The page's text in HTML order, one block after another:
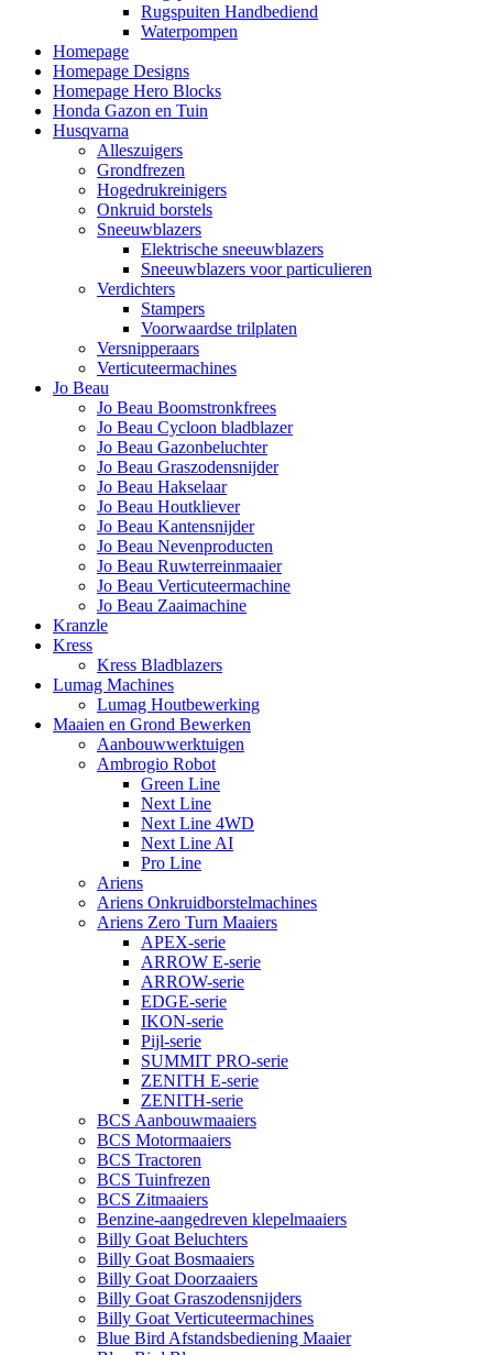
Rugspuiten Handbediend
Waterpompen
Homepage
Homepage Designs
Homepage Hero Blocks
Honda Gazon en Tuin
Husqvarna
Alleszuigers
Grondfrezen
Hogedrukreinigers
Onkruid borstels
Sneeuwblazers
Elektrische sneeuwblazers
Sneeuwblazers voor particulieren
Verdichters
Stampers
Voorwaardse trilplaten
Versnipperaars
Verticuteermachines
Jo Beau
Jo Beau Boomstronkfrees
Jo Beau Cycloon bladblazer
Jo Beau Gazonbeluchter
Jo Beau Graszodensnijder
Jo Beau Hakselaar
Jo Beau Houtkliever
Jo Beau Kantensnijder
Jo Beau Nevenproducten
Jo Beau Ruwterreinmaaier
Jo Beau Verticuteermachine
Jo Beau Zaaimachine
Kranzle
Kress
Kress Bladblazers
Lumag Machines
Lumag Houtbewerking
Maaien en Grond Bewerken
Aanbouwwerktuigen
Ambrogio Robot
Green Line
Next Line
Next Line 4WD
Next Line AI
Pro Line
Ariens
Ariens Onkruidborstelmachines
Ariens Zero Turn Maaiers
APEX-serie
ARROW E-serie
ARROW-serie
EDGE-serie
IKON-serie
Pijl-serie
SUMMIT PRO-serie
ZENITH E-serie
ZENITH-serie
BCS Aanbouwmaaiers
BCS Motormaaiers
BCS Tractoren
BCS Tuinfrezen
BCS Zitmaaiers
Benzine-aangedreven klepelmaaiers
Billy Goat Beluchters
Billy Goat Bosmaaiers
Billy Goat Doorzaaiers
Billy Goat Graszodensnijders
Billy Goat Verticuteermachines
Blue Bird Afstandsbediening Maaier